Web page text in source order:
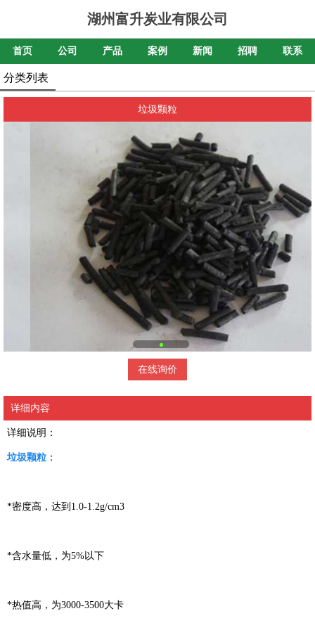
湖州富升炭业有限公司
首页 公司 产品 案例 新闻 招聘 联系
分类列表
垃圾颗粒
在线询价
详细内容
详细说明：
垃圾颗粒 ：
*密度高，达到1.0-1.2g/cm3
*含水量低，为5%以下
*热值高，为3000-3500大卡